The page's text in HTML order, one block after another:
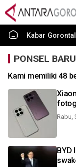
Kabar
PONSEL
Kami memiliki 48
Rabu,
BYD